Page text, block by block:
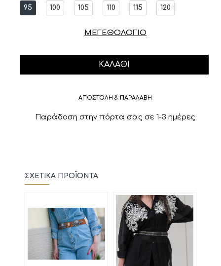
95
100 105 110 115 120
ΚΑΛΆΘΙ
ΜΕΓΕΘΟΛΟΓΙΟ
ΑΠΟΣΤΟΛΗ & ΠΑΡΑΛΑΒΗ
Παράδοση στην πόρτα σας σε 1-3 ημέρες
ΣΧΕΤΙΚΆ ΠΡΟΪΌΝΤΑ